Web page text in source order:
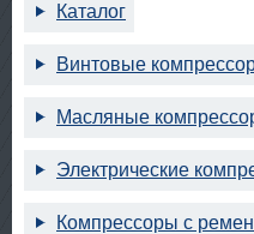
Каталог
Винтовые
Масляные
Электрические
Компрессоры с